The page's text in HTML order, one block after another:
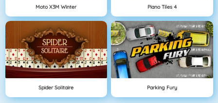
Moto X3M Winter Piano Tiles 4
Spider Solitaire Parking Fury